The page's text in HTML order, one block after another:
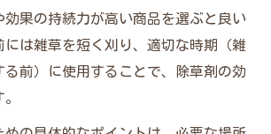
効果の持続力が高い商品を選ぶと良い
には雑草を短く刈り、適切な時期（雑
る前）に使用することで、除草剤の効